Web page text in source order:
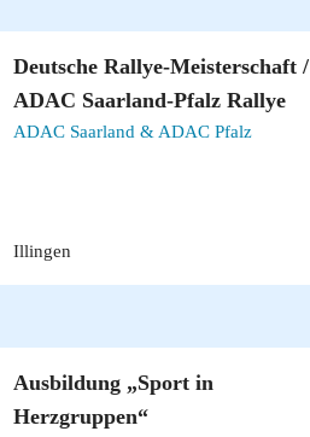
Deutsche Rallye-Meisterschaft /
ADAC Saarland-Pfalz Rallye
ADAC Saarland & ADAC Pfalz
Illingen
Ausbildung „Sport in
Herzgruppen“